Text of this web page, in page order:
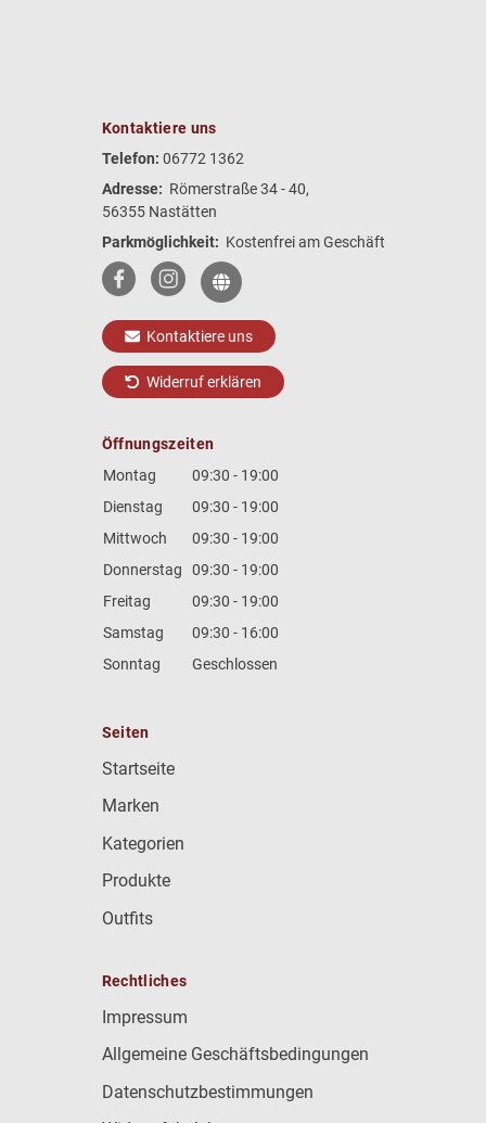
Kontaktiere uns
Telefon: 06772 1362
Adresse: Römerstraße 34 - 40,
56355 Nastätten
Parkmöglichkeit: Kostenfrei am Geschäft
Kontaktiere uns
Widerruf erklären
Öffnungszeiten
Montag
09:30 - 19:00
Dienstag
09:30 - 19:00
Mittwoch
09:30 - 19:00
Donnerstag
09:30 - 19:00
Freitag
09:30 - 19:00
Samstag
09:30 - 16:00
Sonntag
Geschlossen
Seiten
Startseite
Marken
Kategorien
Produkte
Outfits
Rechtliches
Impressum
Allgemeine Geschäftsbedingungen
Datenschutzbestimmungen